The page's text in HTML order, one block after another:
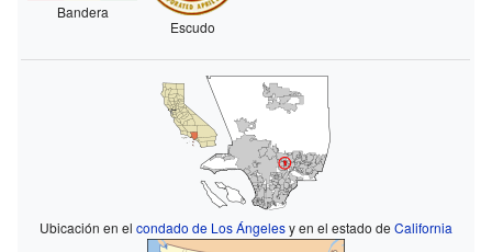
Bandera
Escudo
Ubicación en el condado de Los Ángelesy en el estado de California